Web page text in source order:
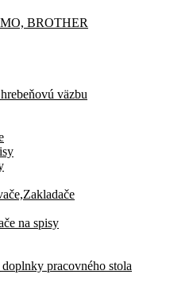
BROTHER
väzbu
na spisy
pracovného stola